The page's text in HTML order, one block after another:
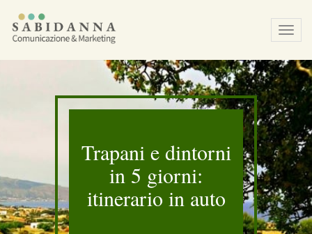
Trapani e dintorni
in 5 giorni:
itinerario in auto